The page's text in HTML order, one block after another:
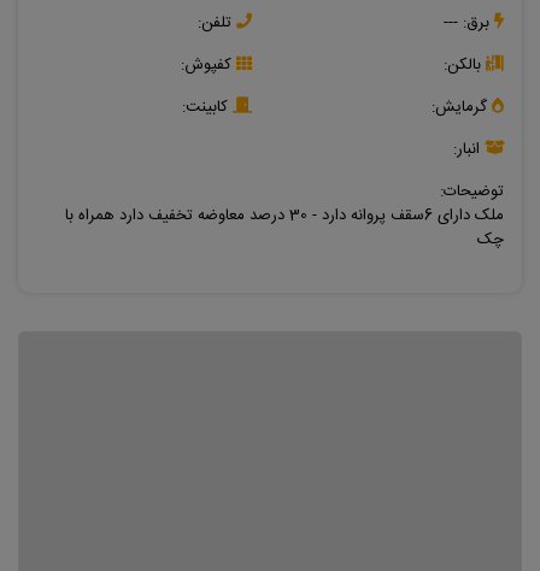
برق: ---
تلفن:
بالکن:
کفپوش:
گرمایش:
کابینت:
انبار:
توضیحات:
ملک دارای 6سقف پروانه دارد - 30 درصد معاوضه تخفیف دارد همراه با
چک